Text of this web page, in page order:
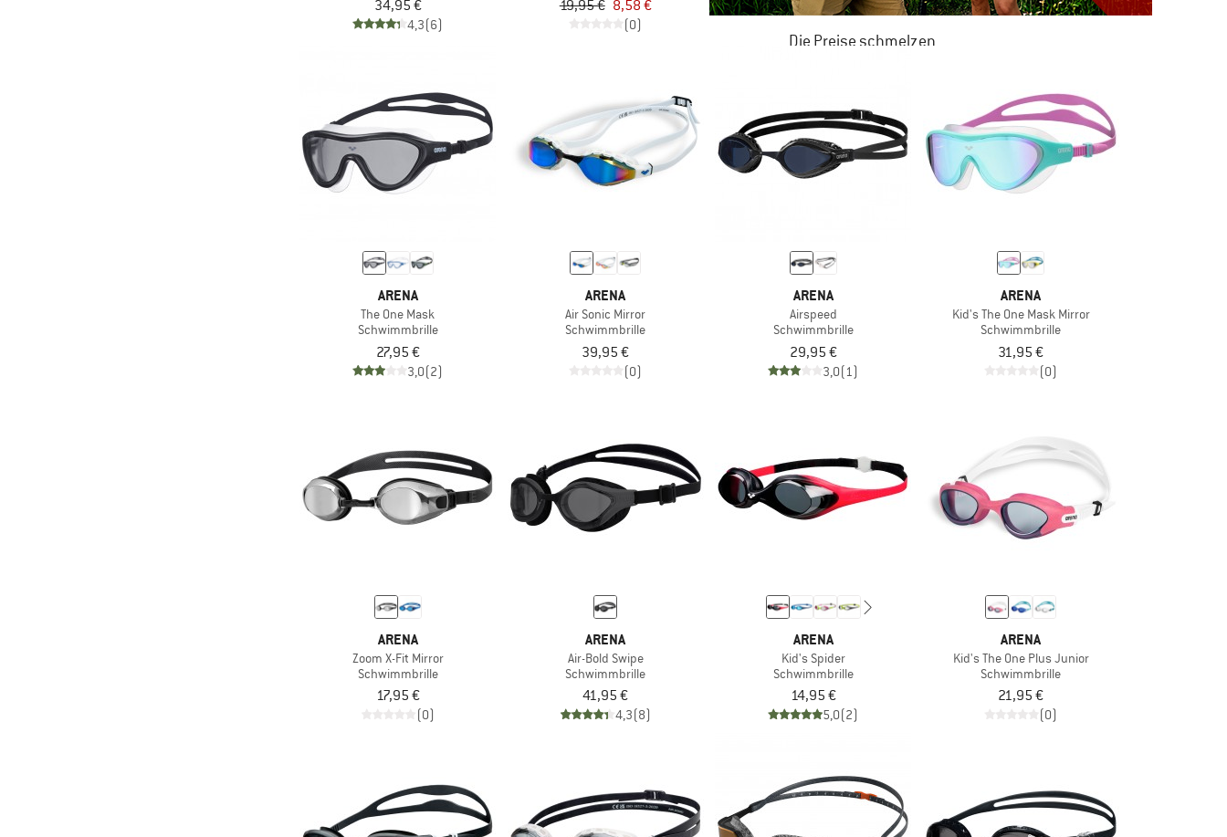
34,95 €
4,3(6)
19,95 € 8,58 €
(0)
Die Preise schmelzen
ZUM SOMMER SALE
ARENA
The One Mask
Schwimmbrille
27,95 €
3,0(2)
ARENA
Air Sonic Mirror
Schwimmbrille
39,95 €
(0)
ARENA
Airspeed
Schwimmbrille
29,95 €
3,0(1)
ARENA
Kid's The One Mask Mirror
Schwimmbrille
31,95 €
(0)
ARENA
Zoom X-Fit Mirror
Schwimmbrille
17,95 €
(0)
ARENA
Air-Bold Swipe
Schwimmbrille
41,95 €
4,3(8)
ARENA
Kid's Spider
Schwimmbrille
14,95 €
5,0(2)
ARENA
Kid's The One Plus Junior
Schwimmbrille
21,95 €
(0)